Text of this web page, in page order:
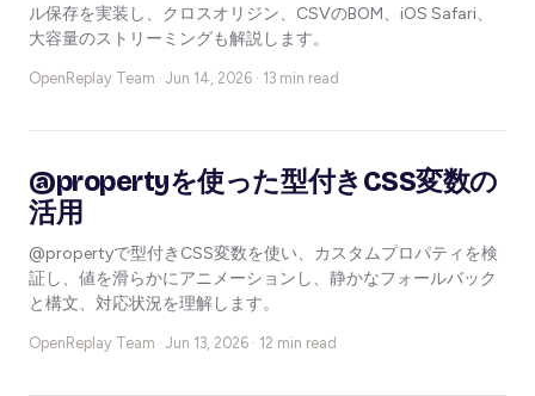
ル保存を実装し、クロスオリジン、CSVのBOM、iOS Safari、
大容量のストリーミングも解説します。
OpenReplay Team · Jun 14, 2026 · 13 min read
@propertyを使った型付きCSS変数の
活用
@propertyで型付きCSS変数を使い、カスタムプロパティを検
証し、値を滑らかにアニメーションし、静かなフォールバック
と構文、対応状況を理解します。
OpenReplay Team · Jun 13, 2026 · 12 min read